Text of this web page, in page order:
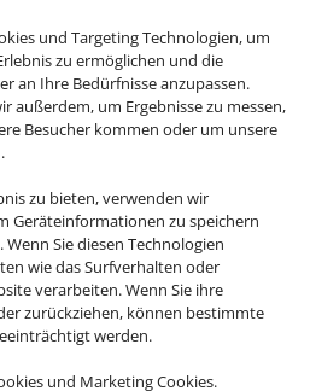
und Targeting Technologien, um
zu ermöglichen und die
an Ihre Bedürfnisse anzupassen.
außerdem, um Ergebnisse zu messen,
Besucher kommen oder um unsere
zu bieten, verwenden wir
Geräteinformationen zu speichern
Sie diesen Technologien
wie das Surfverhalten oder
verarbeiten. Wenn Sie ihre
zurückziehen, können bestimmte
werden.
und Marketing Cookies.
in einem historischen Viertel
mit all den touristischen
Tür. Die Anlage ist perfekt
1.038 €